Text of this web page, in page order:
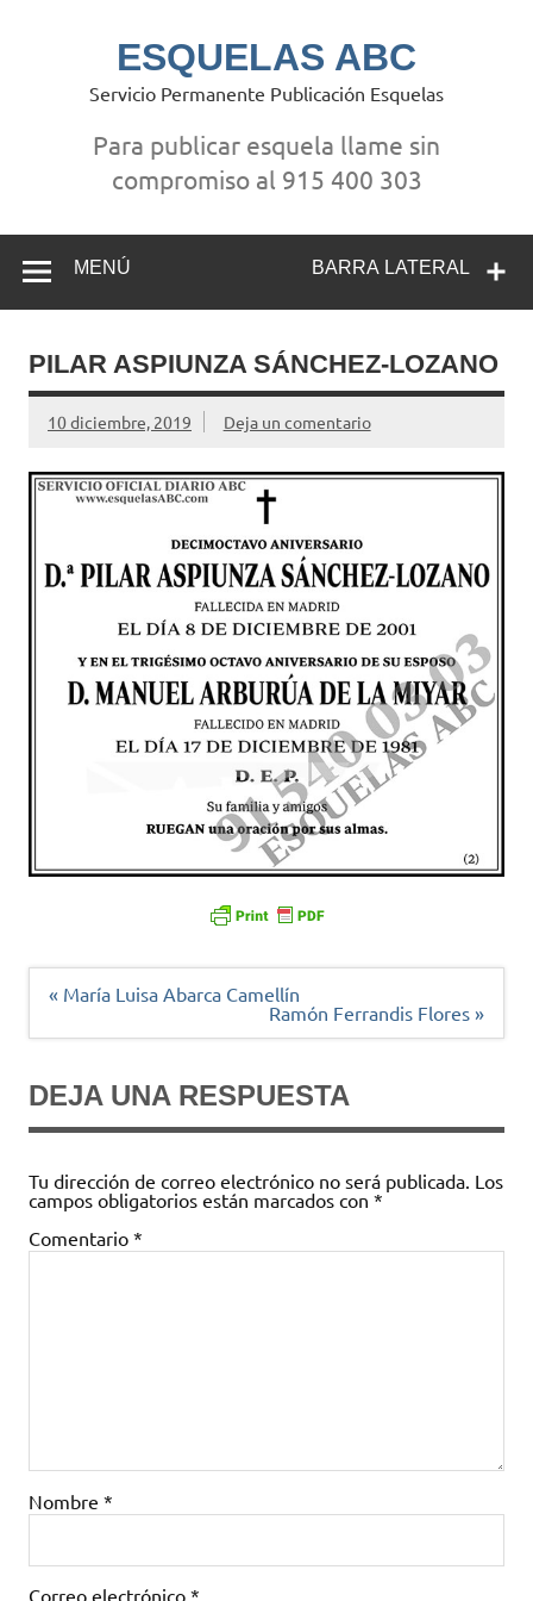
ESQUELAS ABC
Servicio Permanente Publicación Esquelas
Para publicar esquela llame sin
compromiso al 915 400 303
BARRA LATERAL
MENÚ
PILAR ASPIUNZA SÁNCHEZ-LOZANO
10 diciembre, 2019 Deja un comentario
Navegación
« María Luisa Abarca Camellín
Ramón Ferrandis Flores »
DEJA UNA RESPUESTA
Tu dirección de correo electrónico no será publicada. Los
campos obligatorios están marcados con *
Comentario *
Nombre *
Correo electrónico *